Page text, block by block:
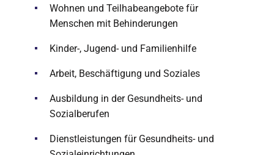
Wohnen und Teilhabeangebote für
Menschen mit Behinderungen
Kinder-, Jugend- und Familienhilfe
Arbeit, Beschäftigung und Soziales
Ausbildung in der Gesundheits- und
Sozialberufen
Dienstleistungen für Gesundheits- und